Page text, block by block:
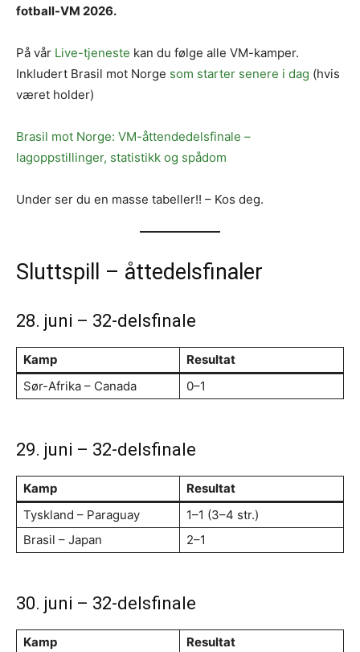
fotball-VM 2026.
På vår Live-tjeneste kan du følge alle VM-kamper.
Inkludert Brasil mot Norge som starter senere i dag (hvis
været holder)
Brasil mot Norge: VM-åttendedelsfinale –
lagoppstillinger, statistikk og spådom
Under ser du en masse tabeller!! – Kos deg.
Sluttspill – åttedelsfinaler
28. juni – 32-delsfinale
Kamp
Resultat
Sør-Afrika – Canada
0–1
29. juni – 32-delsfinale
Kamp
Resultat
Tyskland – Paraguay
1–1 (3–4 str.)
Brasil – Japan
2–1
30. juni – 32-delsfinale
Kamp
Resultat